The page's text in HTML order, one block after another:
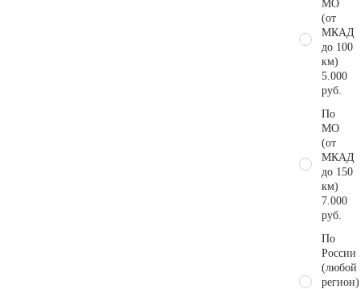
МО
(от
МКАД
до 100
км)
5.000
руб.
По
МО
(от
МКАД
до 150
км)
7.000
руб.
По
России
(любой
регион)